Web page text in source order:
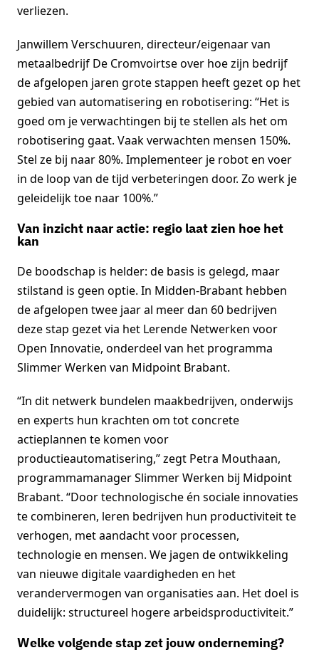
verliezen.
Janwillem Verschuuren, directeur/eigenaar van
metaalbedrijf De Cromvoirtse over hoe zijn bedrijf
de afgelopen jaren grote stappen heeft gezet op het
gebied van automatisering en robotisering: “Het is
goed om je verwachtingen bij te stellen als het om
robotisering gaat. Vaak verwachten mensen 150%.
Stel ze bij naar 80%. Implementeer je robot en voer
in de loop van de tijd verbeteringen door. Zo werk je
geleidelijk toe naar 100%.”
Van inzicht naar actie: regio laat zien hoe het
kan
De boodschap is helder: de basis is gelegd, maar
stilstand is geen optie. In Midden-Brabant hebben
de afgelopen twee jaar al meer dan 60 bedrijven
deze stap gezet via het Lerende Netwerken voor
Open Innovatie, onderdeel van het programma
Slimmer Werken van Midpoint Brabant.
“In dit netwerk bundelen maakbedrijven, onderwijs
en experts hun krachten om tot concrete
actieplannen te komen voor
productieautomatisering,” zegt Petra Mouthaan,
programmamanager Slimmer Werken bij Midpoint
Brabant. “Door technologische én sociale innovaties
te combineren, leren bedrijven hun productiviteit te
verhogen, met aandacht voor processen,
technologie en mensen. We jagen de ontwikkeling
van nieuwe digitale vaardigheden en het
verandervermogen van organisaties aan. Het doel is
duidelijk: structureel hogere arbeidsproductiviteit.”
Welke volgende stap zet jouw onderneming?